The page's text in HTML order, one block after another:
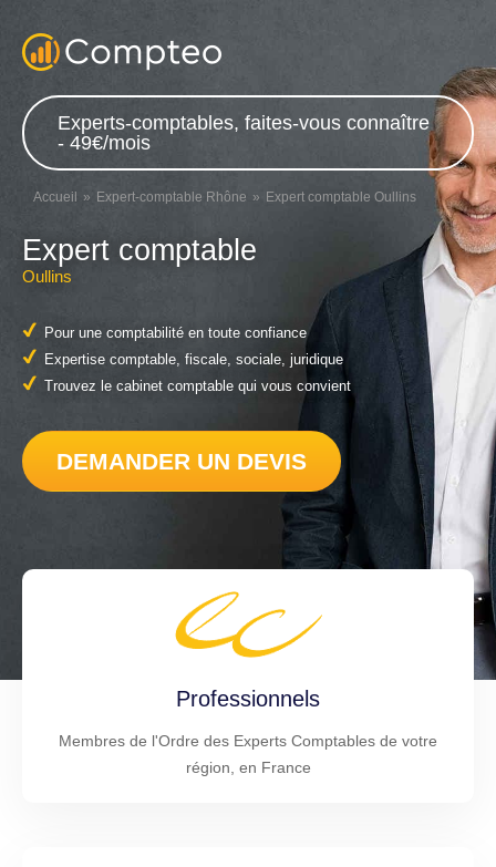
Experts-comptables, faites-vous connaître
- 49€/mois
Accueil Expert-comptable Rhône Expert comptable Oullins
Expert comptable
Oullins
Pour une comptabilité en toute confiance
Expertise comptable, fiscale, sociale, juridique
Trouvez le cabinet comptable qui vous convient
DEMANDER UN DEVIS
Professionnels
Membres de l'Ordre des Experts Comptables de votre
région, en France